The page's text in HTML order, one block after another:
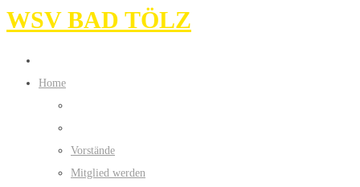
WSV BAD TÖLZ
Home
Vorstände
Mitglied werden